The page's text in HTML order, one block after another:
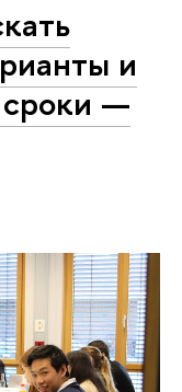
и
сроки —